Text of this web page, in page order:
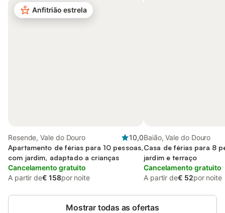
Anfitrião estrela
Resende, Vale do Douro
10,0
Apartamento de férias para 10 pessoas,
com jardim, adaptado a crianças
Cancelamento gratuito
A partir de€ 158por noite
Baião, Vale do Douro
Casa de férias para 8
jardim e terraço
Cancelamento gratuito
A partir de€ 52por noite
Mostrar todas as ofertas